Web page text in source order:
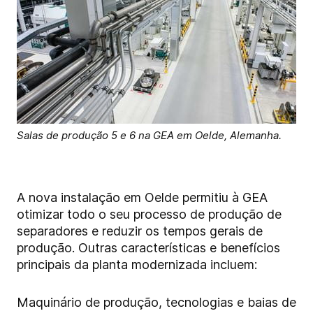
Salas de produção 5 e 6 na GEA em Oelde, Alemanha.
A nova instalação em Oelde permitiu à GEA
otimizar todo o seu processo de produção de
separadores e reduzir os tempos gerais de
produção. Outras características e benefícios
principais da planta modernizada incluem:
Maquinário de produção, tecnologias e baias de